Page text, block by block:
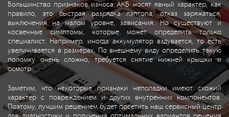
Большинство признаков износа АКБ носят явный характер, как
правило, это быстрая разрядка лэптопа, отказ заряжаться,
выключения на малом уровне, зависания. Но существуют и
косвенные симптомы, которые может определить только
специалист. Например, иногда аккумулятор вздувается, то есть
увеличивается в размерах. По внешнему виду определить такую
поломку очень сложно, требуется снятие нижней крышки и
осмотр.
Заметим, что некоторые признаки неполадки имеют схожий
характер с повреждением и других внутренних компонентов.
Поэтому, лучшим решением будет посетить наш сервисный центр